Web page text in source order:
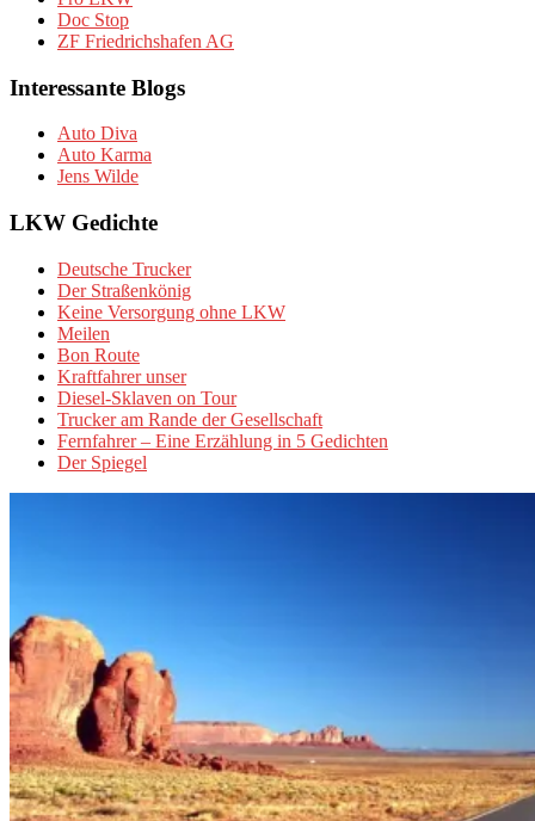
Doc Stop
ZF Friedrichshafen AG
Interessante Blogs
Auto Diva
Auto Karma
Jens Wilde
LKW Gedichte
Deutsche Trucker
Der Straßenkönig
Keine Versorgung ohne LKW
Meilen
Bon Route
Kraftfahrer unser
Diesel-Sklaven on Tour
Trucker am Rande der Gesellschaft
Fernfahrer – Eine Erzählung in 5 Gedichten
Der Spiegel